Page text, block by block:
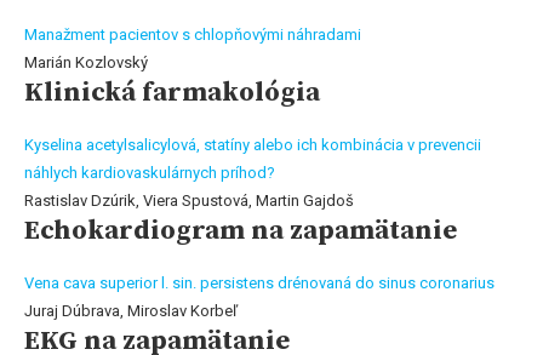
Manažment pacientov s chlopňovými náhradami
Marián Kozlovský
Klinická farmakológia
Kyselina acetylsalicylová, statíny alebo ich kombinácia v prevencii
náhlych kardiovaskulárnych príhod?
Rastislav Dzúrik, Viera Spustová, Martin Gajdoš
Echokardiogram na zapamätanie
Vena cava superior l. sin. persistens drénovaná do sinus coronarius
Juraj Dúbrava, Miroslav Korbeľ
EKG na zapamätanie